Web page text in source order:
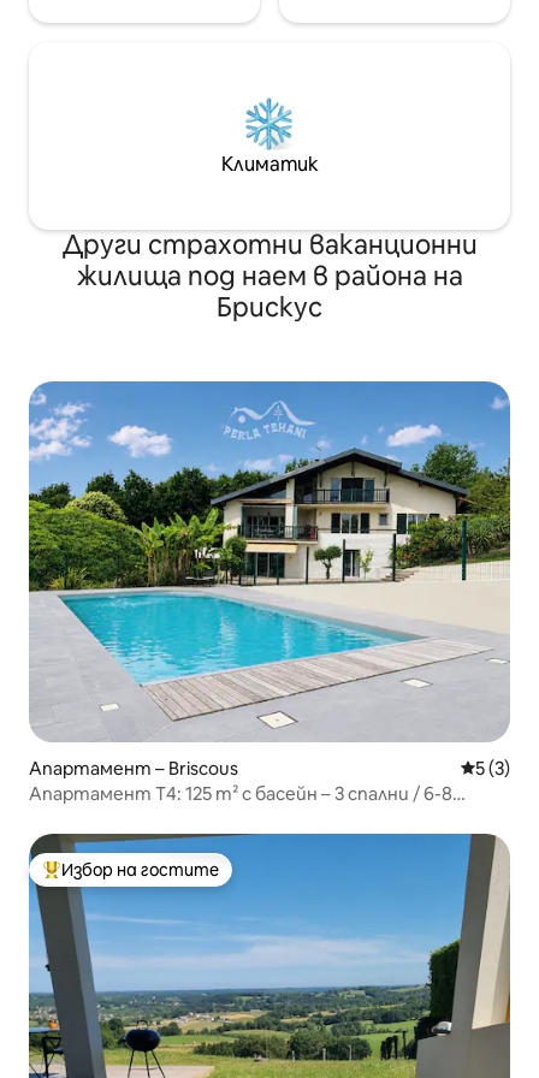
Климатик
Други страхотни ваканционни
жилища под наем в района на
Брискус
Апартамент – Briscous Средна
5 (3)
Апартамент T4: 125 m² с басейн – 3 спални / 6-8
Най-популярен избор на гостите
Избор на гостите